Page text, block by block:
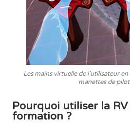
Les mains virtuelle de l'utilisateur
manettes de
Pourquoi utiliser la
formation ?